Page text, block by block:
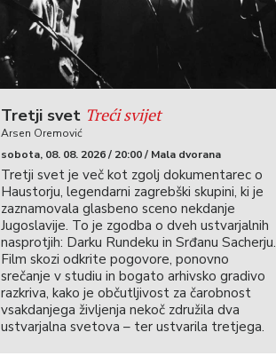
Tretji svet Treći svijet
Arsen Oremović
sobota, 08. 08. 2026 / 20:00 / Mala dvorana
Tretji svet je več kot zgolj dokumentarec o
Haustorju, legendarni zagrebški skupini, ki je
zaznamovala glasbeno sceno nekdanje
Jugoslavije. To je zgodba o dveh ustvarjalnih
nasprotjih: Darku Rundeku in Srđanu Sacherju.
Film skozi odkrite pogovore, ponovno
srečanje v studiu in bogato arhivsko gradivo
razkriva, kako je občutljivost za čarobnost
vsakdanjega življenja nekoč združila dva
ustvarjalna svetova – ter ustvarila tretjega.